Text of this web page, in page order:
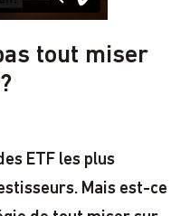
tout miser
ETF les plus
Mais est-ce